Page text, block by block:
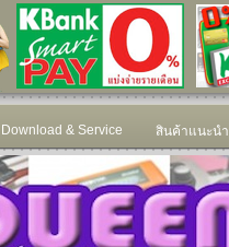
Download & Service สินค้าแนะนำ